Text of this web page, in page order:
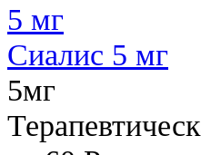
Сиалис 5 мг
5мг